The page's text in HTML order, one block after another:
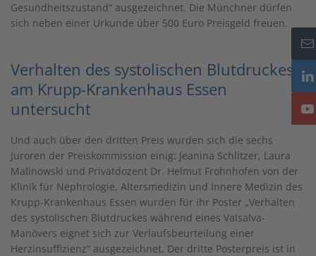
Gesundheitszustand“ ausgezeichnet. Die Münchner dürfen
sich neben einer Urkunde über 500 Euro Preisgeld freuen.
Verhalten des systolischen Blutdruckes
am Krupp-Krankenhaus Essen
untersucht
Und auch über den dritten Preis wurden sich die sechs
Juroren der Preiskommission einig: Jeanina Schlitzer, Laura
Malinowski und Privatdozent Dr. Helmut Frohnhofen von der
Klinik für Nephrologie, Altersmedizin und Innere Medizin des
Krupp-Krankenhaus Essen wurden für ihr Poster „Verhalten
des systolischen Blutdruckes während eines Valsalva-
Manövers eignet sich zur Verlaufsbeurteilung einer
Herzinsuffizienz“ ausgezeichnet. Der dritte Posterpreis ist in